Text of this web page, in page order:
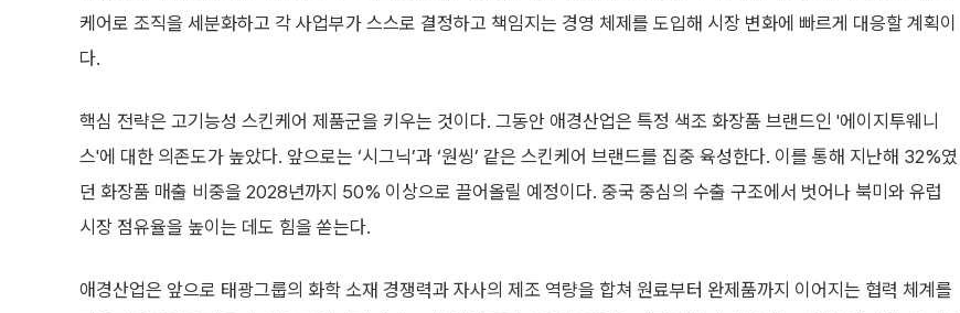
케어로 조직을 세분화하고 각 사업부가 스스로 결정하고 책임지는 경영 체제를 도입해 시장 변화에 빠르게 대응할 계획이
다.
핵심 전략은 고기능성 스킨케어 제품군을 키우는 것이다. 그동안 애경산업은 특정 색조 화장품 브랜드인 '에이지투웨니
스'에 대한 의존도가 높았다. 앞으로는 ‘시그닉’과 ‘원씽’ 같은 스킨케어 브랜드를 집중 육성한다. 이를 통해 지난해 32%였
던 화장품 매출 비중을 2028년까지 50% 이상으로 끌어올릴 예정이다. 중국 중심의 수출 구조에서 벗어나 북미와 유럽
시장 점유율을 높이는 데도 힘을 쏟는다.
애경산업은 앞으로 태광그룹의 화학 소재 경쟁력과 자사의 제조 역량을 합쳐 원료부터 완제품까지 이어지는 협력 체계를